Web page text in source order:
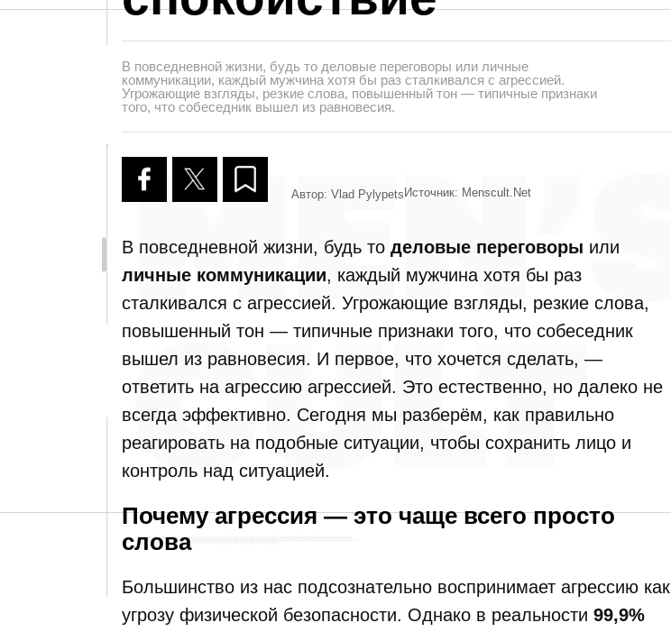
В повседневной жизни, будь то деловые переговоры или личные
коммуникации, каждый мужчина хотя бы раз сталкивался с агрессией.
Угрожающие взгляды, резкие слова, повышенный тон — типичные признаки
того, что собеседник вышел из равновесия.
Автор: Vlad Pylypets Источник: Menscult.net
В повседневной жизни, будь то деловые переговоры или
личные коммуникации, каждый мужчина хотя бы раз
сталкивался с агрессией. Угрожающие взгляды, резкие слова,
повышенный тон — типичные признаки того, что собеседник
вышел из равновесия. И первое, что хочется сделать, —
ответить на агрессию агрессией. Это естественно, но далеко не
всегда эффективно. Сегодня мы разберём, как правильно
реагировать на подобные ситуации, чтобы сохранить лицо и
контроль над ситуацией.
Почему агрессия — это чаще всего просто
слова
Большинство из нас подсознательно воспринимает агрессию как
угрозу физической безопасности. Однако в реальности 99,9%